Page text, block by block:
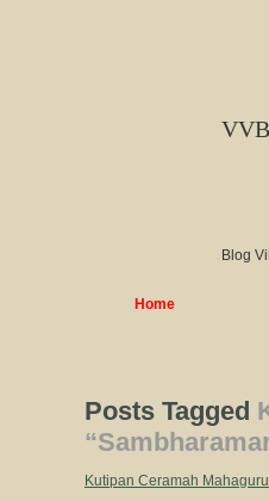
Blog
Home
Posts Tagged
Kutipan Ceramah